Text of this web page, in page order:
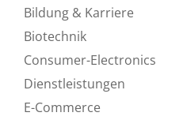
Bildung & Karriere
Biotechnik
Consumer-Electronics
Dienstleistungen
E-Commerce